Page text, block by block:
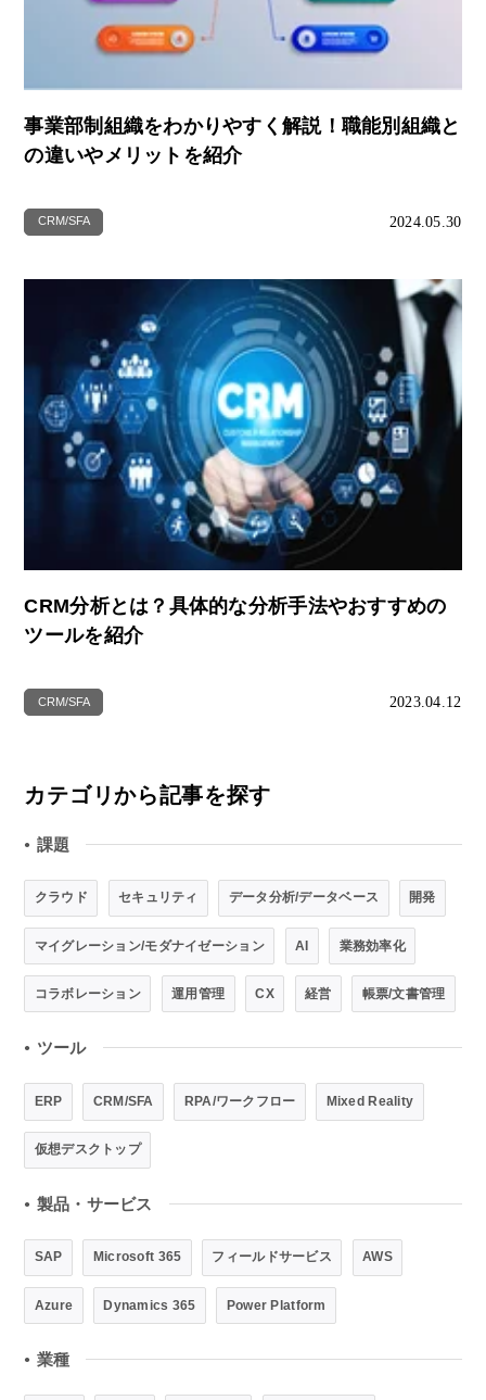
事業部制組織をわかりやすく解説！職能別組織と
の違いやメリットを紹介
CRM/SFA 2024.05.30
CRM分析とは？具体的な分析手法やおすすめの
ツールを紹介
CRM/SFA 2023.04.12
カテゴリから記事を探す
● 課題
クラウド セキュリティ データ分析/データベース 開発
マイグレーション/モダナイゼーション AI 業務効率化
コラボレーション 運用管理 CX 経営 帳票/文書管理
● ツール
ERP CRM/SFA RPA/ワークフロー Mixed Reality
仮想デスクトップ
● 製品・サービス
SAP Microsoft 365 フィールドサービス AWS
Azure Dynamics 365 Power Platform
● 業種